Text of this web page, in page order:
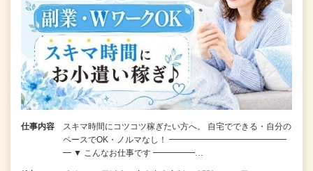
仕事内容
スキマ時間にコツコツ稼ぎたい方へ。 自宅でできる・自分の
ペースでOK・ノルマなし！ ━━━━━━━━━━━━━━
━ ▼ こんなお仕事です ━━━━━…